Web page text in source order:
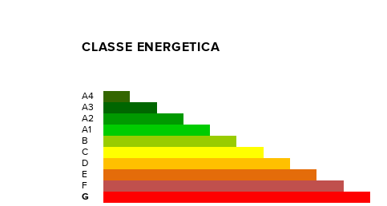
CLASSE ENERGETICA
A4
A3
A2
A1
B
C
D
E
F
G